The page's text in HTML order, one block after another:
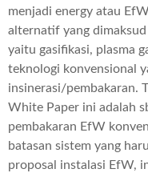
menjadi energy atau
alternatif yang
yaitu gasifikasi, plasma
teknologi konvensional
insinerasi/pembakaran.
White Paper ini adalah
pembakaran EfW
batasan sistem yang
proposal instalasi EfW,